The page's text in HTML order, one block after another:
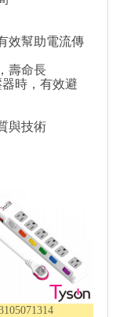
效幫助電流傳
壽命長
時，有效避
與技術